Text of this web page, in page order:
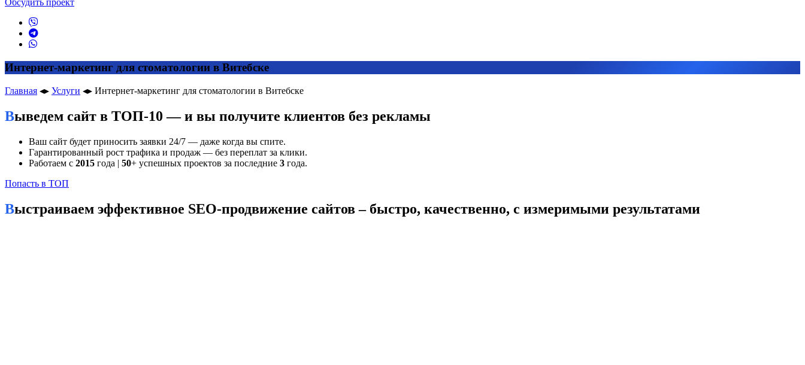
Интернет-маркетинг для стоматологии в Витебске
Главная ◂▸ Услуги ◂▸ Интернет-маркетинг для стоматологии в Витебске
Выведем сайт в ТОП-10 — и вы получите клиентов без рекламы
Ваш сайт будет приносить заявки 24/7 — даже когда вы спите.
Гарантированный рост трафика и продаж — без переплат за клики.
Работаем с 2015 года | 50+ успешных проектов за последние 3 года.
Попасть в ТОП
Выстраиваем эффективное SEO-продвижение сайтов – быстро, качественно, с измеримыми результатами